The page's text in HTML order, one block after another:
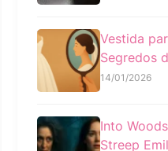
Vestida
Segredos
14/01/2026
Into
Streep